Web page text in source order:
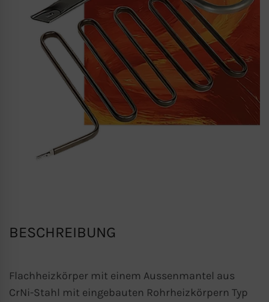
BESCHREIBUNG
Flachheizkörper mit einem Aussenmantel aus
CrNi-Stahl mit eingebauten Rohrheizkörpern Typ